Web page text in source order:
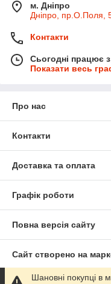
м. Дніпро
Дніпро, пр.О.Поля,
Контакти
Сьогодні працює
Показати весь
Про нас
Контакти
Доставка та оплата
Графік роботи
Повна версія сайту
Сайт створено на
Шановні покупці в